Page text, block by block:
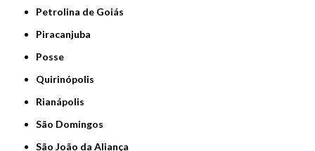
Petrolina de Goiás
Piracanjuba
Posse
Quirinópolis
Rianápolis
São Domingos
São João da Aliança